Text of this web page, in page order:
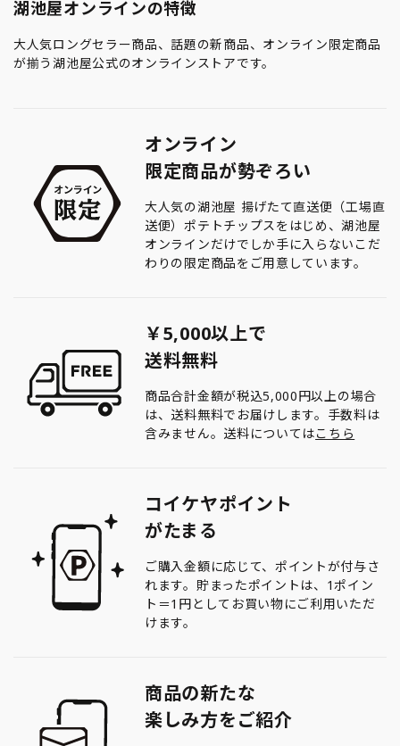
湖池屋オンラインの特徴
大人気ロングセラー商品、話題の新商品、オンライン限定商品
が揃う湖池屋公式のオンラインストアです。
オンライン
限定商品が勢ぞろい
大人気の湖池屋 揚げたて直送便（工場直
送便）ポテトチップスをはじめ、湖池屋
オンラインだけでしか手に入らないこだ
わりの限定商品をご用意しています。
￥5,000以上で
送料無料
商品合計金額が税込5,000円以上の場合
は、送料無料でお届けします。手数料は
含みません。送料についてはこちら
コイケヤポイント
がたまる
ご購入金額に応じて、ポイントが付与さ
れます。貯まったポイントは、1ポイン
ト＝1円としてお買い物にご利用いただ
けます。
商品の新たな
楽しみ方をご紹介